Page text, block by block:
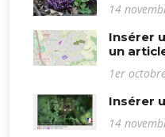
14
Insérer
un
1er
Insérer
14